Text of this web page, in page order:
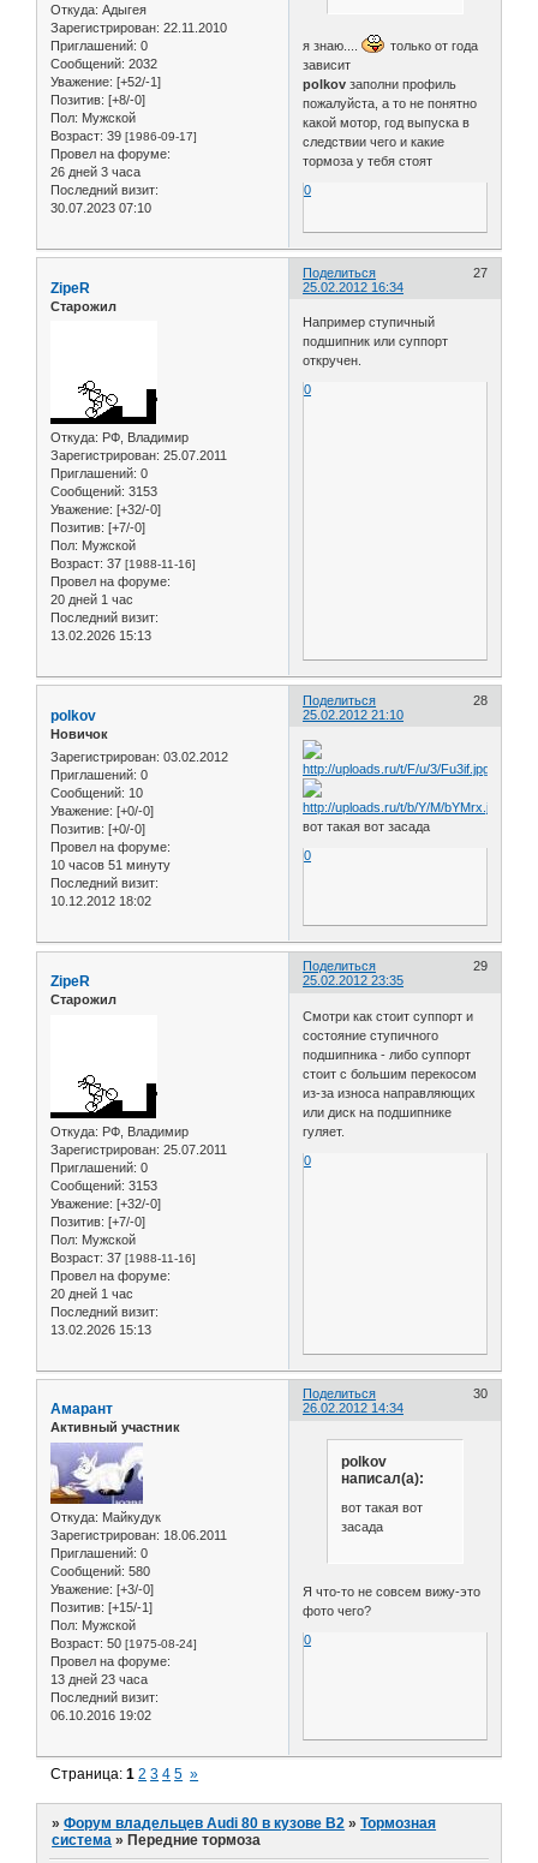
Откуда: Адыгея
Зарегистрирован: 22.11.2010
Приглашений: 0
Сообщений: 2032
Уважение: [+52/-1]
Позитив: [+8/-0]
Пол: Мужской
Возраст: 39 [1986-09-17]
Провел на форуме:
26 дней 3 часа
Последний визит:
30.07.2023 07:10
я знаю....
только от года
зависит
polkov заполни профиль
пожалуйста, а то не понятно
какой мотор, год выпуска в
следствии чего и какие
тормоза у тебя стоят
0
Поделиться
27
25.02.2012 16:34
ZipeR
Старожил
Откуда: РФ, Владимир
Зарегистрирован: 25.07.2011
Приглашений: 0
Сообщений: 3153
Уважение: [+32/-0]
Позитив: [+7/-0]
Пол: Мужской
Возраст: 37 [1988-11-16]
Провел на форуме:
20 дней 1 час
Последний визит:
13.02.2026 15:13
Например ступичный
подшипник или суппорт
откручен.
0
Поделиться
28
25.02.2012 21:10
polkov
Новичок
Зарегистрирован: 03.02.2012
Приглашений: 0
Сообщений: 10
Уважение: [+0/-0]
Позитив: [+0/-0]
Провел на форуме:
10 часов 51 минуту
Последний визит:
10.12.2012 18:02
вот такая вот засада
0
Поделиться
29
25.02.2012 23:35
ZipeR
Старожил
Откуда: РФ, Владимир
Зарегистрирован: 25.07.2011
Приглашений: 0
Сообщений: 3153
Уважение: [+32/-0]
Позитив: [+7/-0]
Пол: Мужской
Возраст: 37 [1988-11-16]
Провел на форуме:
20 дней 1 час
Последний визит:
13.02.2026 15:13
Смотри как стоит суппорт и
состояние ступичного
подшипника - либо суппорт
стоит с большим перекосом
из-за износа направляющих
или диск на подшипнике
гуляет.
0
Поделиться
30
26.02.2012 14:34
Амарант
Активный участник
Откуда: Майкудук
Зарегистрирован: 18.06.2011
Приглашений: 0
Сообщений: 580
Уважение: [+3/-0]
Позитив: [+15/-1]
Пол: Мужской
Возраст: 50 [1975-08-24]
Провел на форуме:
13 дней 23 часа
Последний визит:
06.10.2016 19:02
polkov
написал(а):
вот такая вот
засада
Я что-то не совсем вижу-это
фото чего?
0
Страница:1 2 3 4 5 »
»Форум владельцев Audi 80 в кузове В2 »Тормозная
система » Передние тормоза